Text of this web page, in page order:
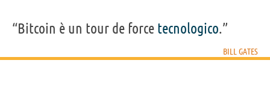
“Bitcoin è un tour de force tecnologico.”
BILL GATES